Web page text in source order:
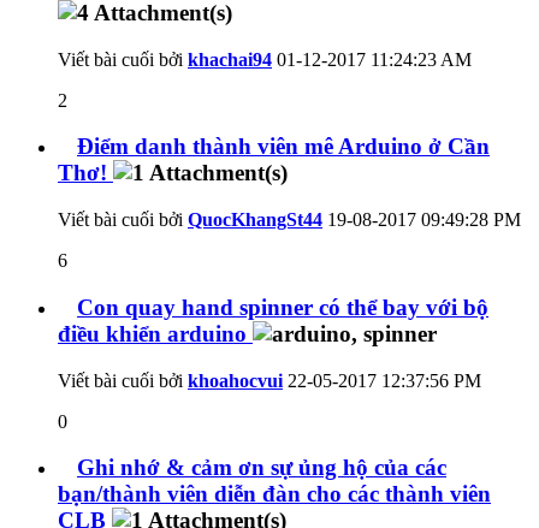
Viết bài cuối bởi khachai94 01-12-2017 11:24:23 AM
2
Điểm danh thành viên mê Arduino ở Cần
Thơ!
Viết bài cuối bởi QuocKhangSt44 19-08-2017 09:49:28 PM
6
Con quay hand spinner có thể bay với bộ
điều khiển arduino
Viết bài cuối bởi khoahocvui 22-05-2017 12:37:56 PM
0
Ghi nhớ & cảm ơn sự ủng hộ của các
bạn/thành viên diễn đàn cho các thành viên
CLB